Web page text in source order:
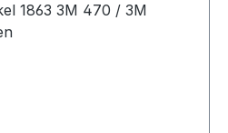
1863 3M 470 / 3M